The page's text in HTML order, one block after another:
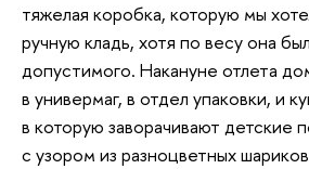
тяжелая коробка, которую мы
ручную кладь, хотя по весу она
допустимого. Накануне отлета
в универмаг, в отдел упаковки, и
в которую заворачивают детские
с узором из разноцветных